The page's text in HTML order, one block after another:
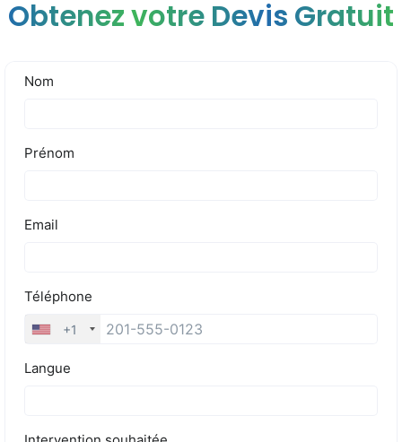
Tarifs
Devis
Obtenez votre Devis Gratuit